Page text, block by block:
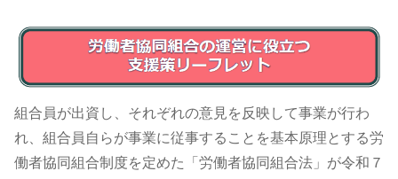
組合員が出資し、それぞれの意見を反映して事業が行わ
れ、組合員自らが事業に従事することを基本原理とする労
働者協同組合制度を定めた「労働者協同組合法」が令和７